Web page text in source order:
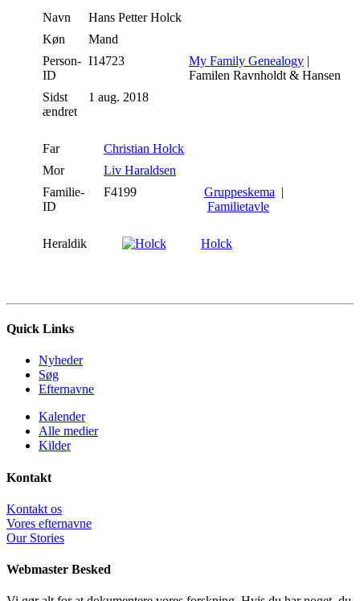
Navn Hans Petter Holck
Køn
Mand
Person-
ID
I14723 My Family Genealogy |
Familen Ravnholdt & Hansen
Sidst
ændret
1 aug. 2018
Far
Christian Holck
Mor
Liv Haraldsen
Familie-
ID
F4199 Gruppeskema |
Familietavle
Heraldik Holck
Quick Links
Nyheder
Søg
Efternavne
Kalender
Alle medier
Kilder
Kontakt
Kontakt os
Vores efternavne
Our Stories
Webmaster Besked